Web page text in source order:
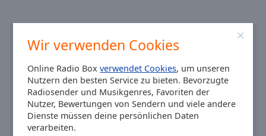
Wir verwenden Cookies
Online Radio Boxverwendet Cookies, um unseren
Nutzern den besten Service zu bieten. Bevorzugte
Radiosender und Musikgenres, Favoriten der
Nutzer, Bewertungen von Sendern und viele andere
Dienste müssen deine persönlichen Daten
verarbeiten.
Opacity